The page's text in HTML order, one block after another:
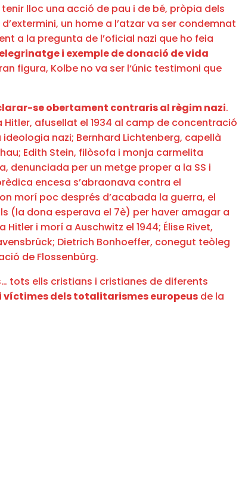
lloc una acció de pau i de bé, pròpia dels
un home a l’atzar va ser condemnat
a la pregunta de l’oficial nazi que ho feia
i exemple de donació de vida
figura, Kolbe no va ser l‘únic testimoni que
se obertament contraris al règim nazi.
afusellat el 1934 al camp de concentració
nazi; Bernhard Lichtenberg, capellà
Edith Stein, filòsofa i monja carmelita
denunciada per un metge proper a la SS i
encesa s’abraonava contra el
morí poc després d’acabada la guerra, el
(la dona esperava el 7è) per haver amagar a
i morí a Auschwitz el 1944; Élise Rivet,
Dietrich Bonhoeffer, conegut teòleg
de Flossenbürg.
tots ells cristians i cristianes de diferents
víctimes dels totalitarismes europeus de la